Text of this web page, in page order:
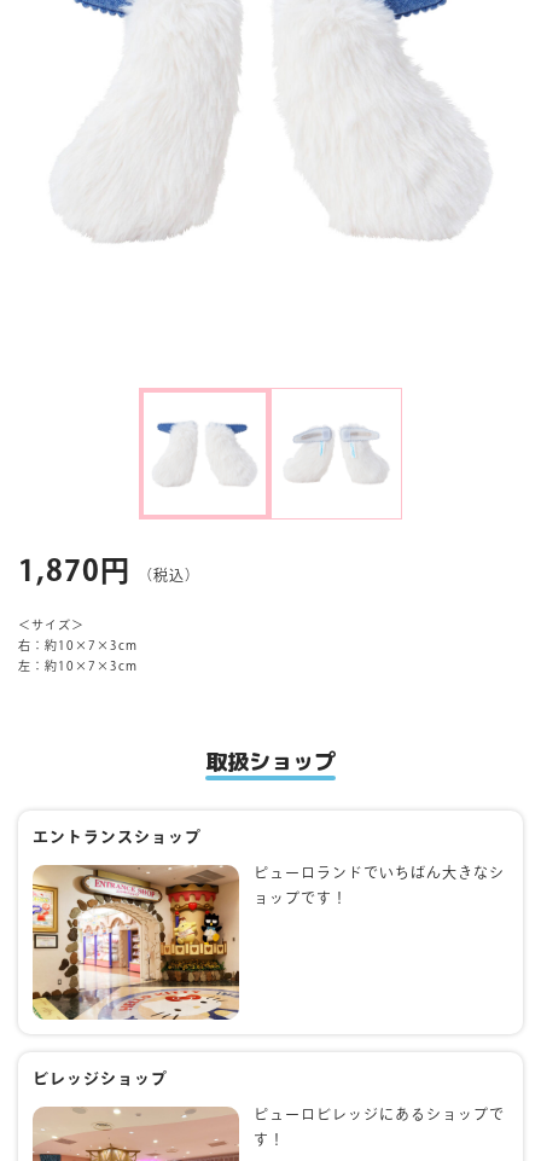
1,870円 （税込）
＜サイズ＞
右：約10×7×3cm
左：約10×7×3cm
取扱ショップ
エントランスショップ
ピューロランドでいちばん大きなシ
ョップです！
ビレッジショップ
ピューロビレッジにあるショップで
す！